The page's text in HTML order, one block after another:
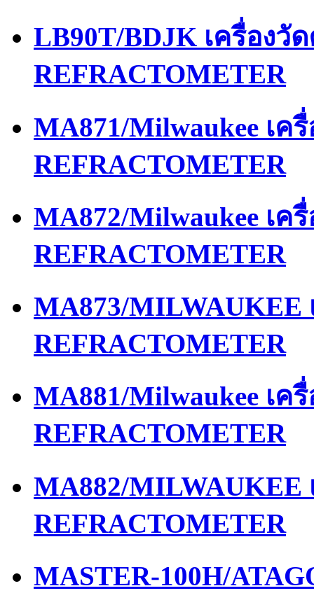
LB90T/BDJK เครื่องวั
REFRACTOMETER
MA871/Milwaukee เ
REFRACTOMETER
MA872/Milwaukee เค
REFRACTOMETER
MA873/MILWAUKEE
REFRACTOMETER
MA881/Milwaukee เค
REFRACTOMETER
MA882/
REFRACTOMETER
MASTER-100H/